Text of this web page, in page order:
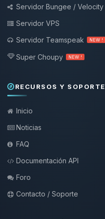
Servidor Bungee / Velocity
Servidor VPS
Servidor Teamspeak
NEW !
Super Choupy NEW !
RECURSOS Y SOPORTE
Inicio
Noticias
FAQ
Documentación API
Foro
Contacto / Soporte